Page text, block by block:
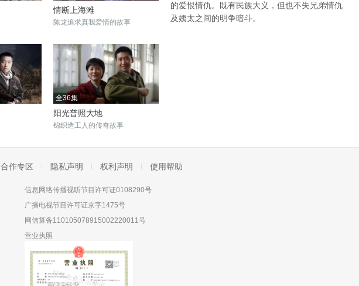
情断上海滩
陈龙追求真我爱情的故事
全36集
阳光普照大地
锦织造工人的传奇故事
的爱恨情仇。既有民族大义，但也不失兄弟情仇
及姨太之间的明争暗斗。
合作专区 隐私声明 权利声明 使用帮助
信息网络传播视听节目许可证0108290号
广播电视节目许可证京字1475号
网信算备110105078915002220011号
营业执照